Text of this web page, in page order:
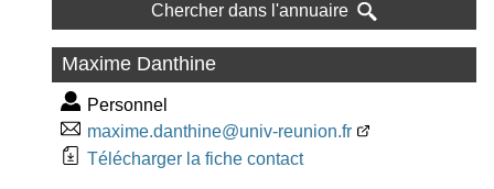
Chercher dans l'annuaire
Maxime Danthine
Personnel
maxime.danthine@univ-reunion.fr
Télécharger la fiche contact